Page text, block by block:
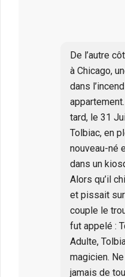
De l’autre
à Chicago,
dans
tard, le 31
Tolbiac, en
nouveau-né
dans un
Alors qu’il
et pissait sur
couple le
fut appelé :
Adulte,
magicien.
jamais de